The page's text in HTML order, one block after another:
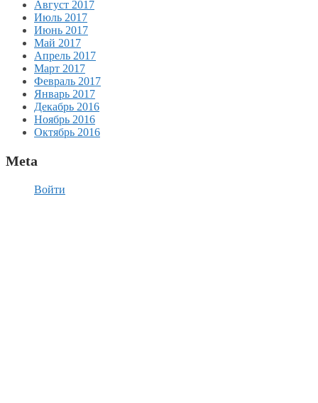
Август 2017
Июль 2017
Июнь 2017
Май 2017
Апрель 2017
Март 2017
Февраль 2017
Январь 2017
Декабрь 2016
Ноябрь 2016
Октябрь 2016
Meta
Войти